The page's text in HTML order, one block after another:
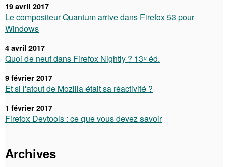
19 avril 2017
Le compositeur Quantum arrive dans Firefox 53 pour
Windows
4 avril 2017
Quoi de neuf dans Firefox Nightly ? 13ᵉ éd.
9 février 2017
Et si l'atout de Mozilla était sa réactivité ?
1 février 2017
Firefox Devtools : ce que vous devez savoir
Archives